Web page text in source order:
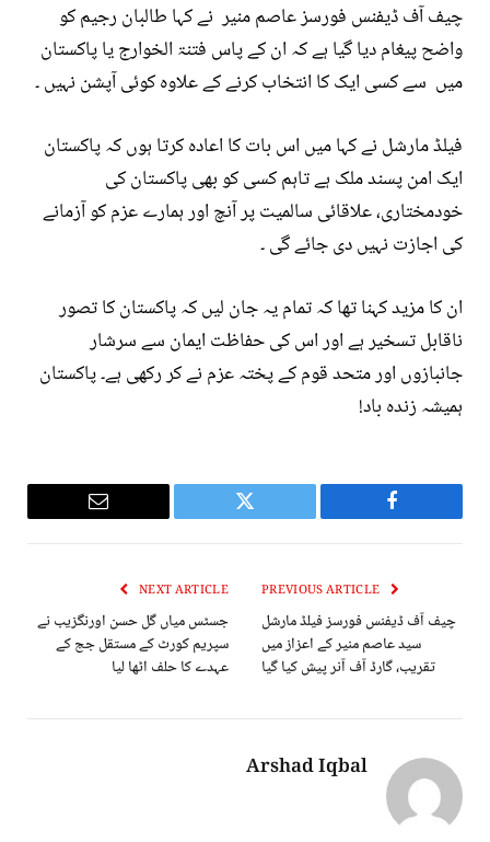
چیف آف ڈیفنس فورسز عاصم منیر نے کہا طالبان رجیم کو
واضح پیغام دیا گیا ہے کہ ان کے پاس فتنۃ الخوارج یا پاکستان
میں سے کسی ایک کا انتخاب کرنے کے علاوہ کوئی آپشن نہیں ۔
فیلڈ مارشل نے کہا میں اس بات کا اعادہ کرتا ہوں کہ پاکستان
ایک امن پسند ملک ہے تاہم کسی کو بھی پاکستان کی
خودمختاری، علاقائی سالمیت پر آنچ اور ہمارے عزم کو آزمانے
کی اجازت نہیں دی جائے گی ۔
ان کا مزید کہنا تھا کہ تمام یہ جان لیں کہ پاکستان کا تصور
ناقابل تسخیر ہے اور اس کی حفاظت ایمان سے سرشار
جانبازوں اور متحد قوم کے پختہ عزم نے کر رکھی ہے۔ پاکستان
ہمیشہ زندہ باد!
Facebook
Twitter
Email
چیف آف ڈیفنس فورسز فیلڈ مارشل
سید عاصم منیر کے اعزاز میں
تقریب، گارڈ آف آنر پیش کیا گیا
NEXT ARTICLE
جسٹس میاں گل حسن اورنگزیب نے
سپریم کورٹ کے مستقل جج کے
عہدے کا حلف اٹھا لیا
Arshad Iqbal